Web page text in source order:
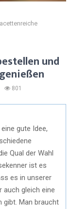
und
801
gute Idee,
Qual der Wahl
ist es
es in unserer
auch gleich eine
gibt. Man braucht